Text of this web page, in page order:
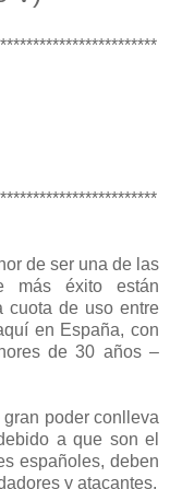
de ser una de las
más éxito están
cuota de uso entre
en España, con
de 30 años –
poder conlleva
a que son el
españoles, deben
y atacantes.